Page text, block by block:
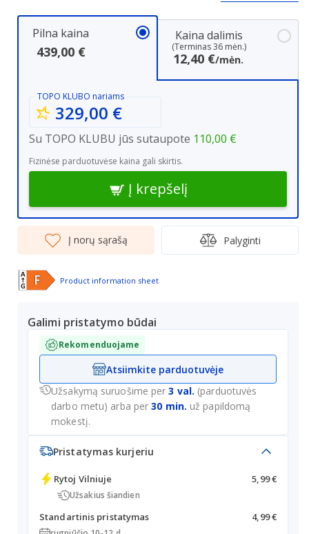
Pilna kaina
439,00 €
Kaina dalimis
(Terminas 36 mėn.)
12,40 €/mėn.
TOPO KLUBO nariams
329,00 €
Su TOPO KLUBU jūs sutaupote 110,00 €
Fizinėse parduotuvėse kaina gali skirtis.
Į krepšelį
Į norų sąrašą Palyginti
Product information sheet
Galimi pristatymo būdai
Rekomenduojame
Atsiimkite parduotuvėje
Užsakymą suruošime per3 val. (parduotuvės
darbo metu) arba per30 min. už papildomą
mokestį.
Pristatymas kurjeriu
Rytoj Vilniuje 5,99 €
Užsakius šiandien
Standartinis pristatymas 4,99 €